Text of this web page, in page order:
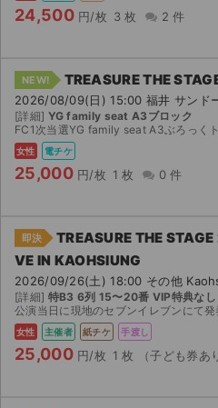
24,500 円/枚 3 枚 2 件
NEW! TREASURE THE
2026/08/09(日) 15:00 福井 サンド
[詳細] YG family seat A3ブロック
FC1次当選YG family seat A3ぶろっくトロッコ4列以内 端末貸出または同時入場でのお譲りです ざ
女性 電チケ
25,000 円/枚 1 枚 0 件
即決
TREASURE THE
VE IN KAOHSIUNG
2026/09/26(土) 18:00 その他
[詳細] 特B3 6列 15〜20番 VIP特典な
公演当日に現地のセブンイレブンにて発券が必要なため、当日手渡しいたします。 ご希望であれば、同時入場も可
女性 主催者 紙チケ 手渡し
25,000 円/枚 1 枚 （子ども券あ